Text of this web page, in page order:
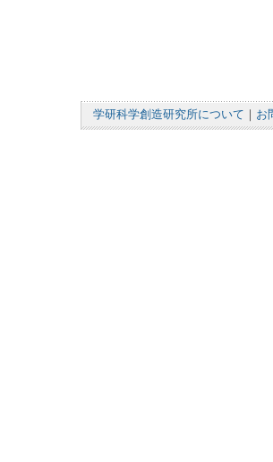
学研科学創造研究所について ｜ お